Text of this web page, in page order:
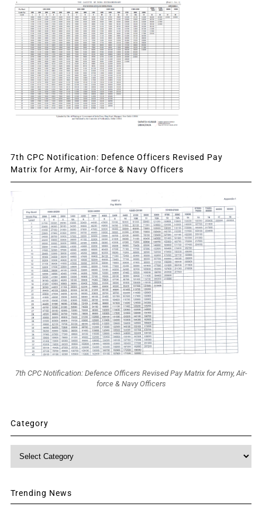
7th CPC Notification: Defence Officers Revised Pay
Matrix for Army, Air-force & Navy Officers
7th CPC Notification: Defence Officers Revised Pay Matrix for Army, Air-
force & Navy Officers
Category
Trending News